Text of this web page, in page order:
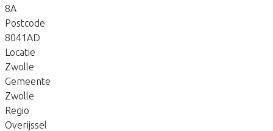
8A
Postcode
8041AD
Locatie
Zwolle
Gemeente
Zwolle
Regio
Overijssel